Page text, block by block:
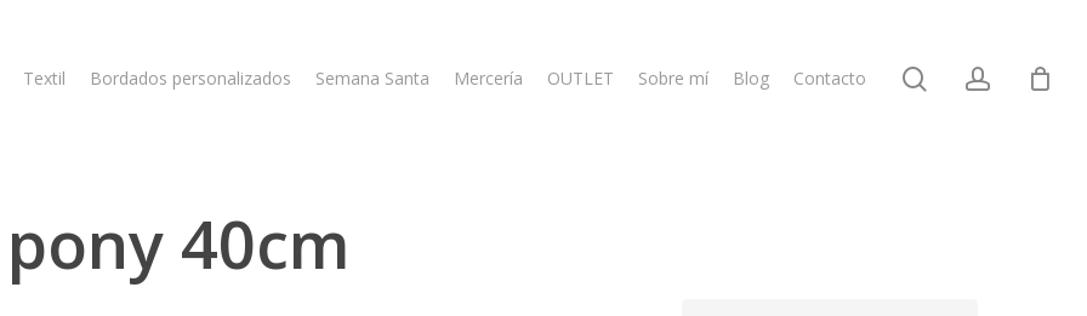
Textil Bordados personalizados Semana Santa Mercería OUTLET Sobre mí Blog Contacto searchaccount
40cm